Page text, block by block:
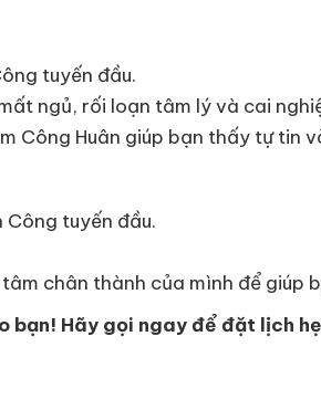
tuyến đầu.
ngủ, rối loạn tâm lý và cai
Công Huân giúp bạn thấy tự tin
Công tuyến đầu.
chân thành của mình để
Hãy gọi ngay để đặt lịch